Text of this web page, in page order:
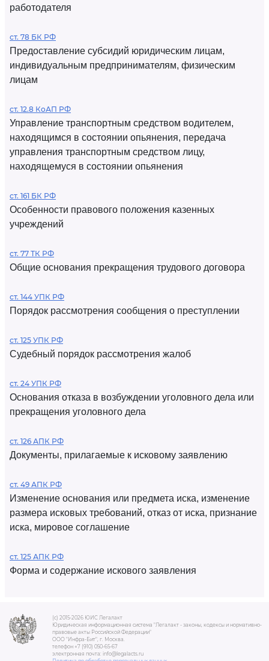
работодателя
ст. 78 БК РФ
Предоставление субсидий юридическим лицам,
индивидуальным предпринимателям, физическим
лицам
ст. 12.8 КоАП РФ
Управление транспортным средством водителем,
находящимся в состоянии опьянения, передача
управления транспортным средством лицу,
находящемуся в состоянии опьянения
ст. 161 БК РФ
Особенности правового положения казенных
учреждений
ст. 77 ТК РФ
Общие основания прекращения трудового договора
ст. 144 УПК РФ
Порядок рассмотрения сообщения о преступлении
ст. 125 УПК РФ
Судебный порядок рассмотрения жалоб
ст. 24 УПК РФ
Основания отказа в возбуждении уголовного дела или
прекращения уголовного дела
ст. 126 АПК РФ
Документы, прилагаемые к исковому заявлению
ст. 49 АПК РФ
Изменение основания или предмета иска, изменение
размера исковых требований, отказ от иска, признание
иска, мировое соглашение
ст. 125 АПК РФ
Форма и содержание искового заявления
(c) 2015-2026 ЮИС Легалакт
Юридическая информационная система "Легалакт - законы, кодексы и нормативно-
правовые акты Российской Федерации"
ООО "Инфра-Бит", г. Москва.
телефон +7 (910) 050-65-67
электронная почта: info@legalacts.ru